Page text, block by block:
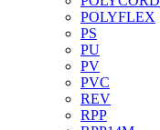
POLYFLEX
PS
PU
PV
PVC
REV
RPP